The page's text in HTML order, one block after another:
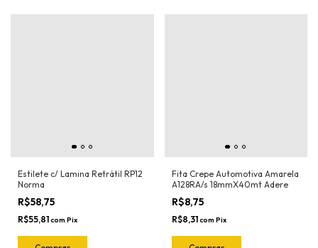
Estilete c/ Lamina Retrátil RP12
Norma
R$58,75
R$55,81com Pix
Fita Crepe Automotiva Amarela
A128RA/s 18mmX40mt Adere
R$8,75
R$8,31com Pix